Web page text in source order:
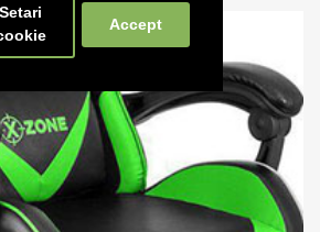
Setari
Accept